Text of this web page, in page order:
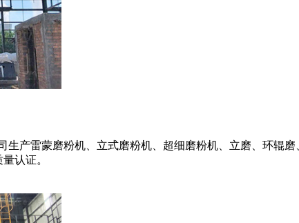
生产雷蒙磨粉机、立式磨粉机、超细磨粉机、立磨、环辊
认证。